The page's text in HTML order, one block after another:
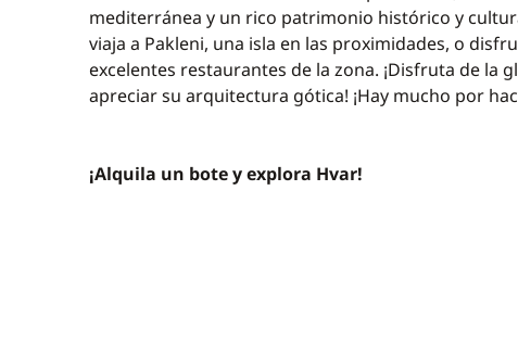
mediterránea y un rico patrimonio histórico y
viaja a Pakleni, una isla en las proximidades, o
excelentes restaurantes de la zona. ¡Disfruta de la
apreciar su arquitectura gótica! ¡Hay mucho por
¡Alquila un bote y explora Hvar!